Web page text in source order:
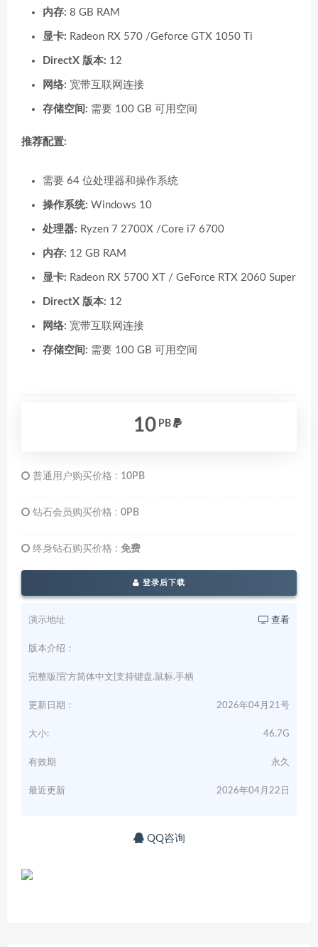
内存: 8 GB RAM
显卡: Radeon RX 570 /Geforce GTX 1050 Ti
DirectX 版本: 12
网络: 宽带互联网连接
存储空间: 需要 100 GB 可用空间
推荐配置:
需要 64 位处理器和操作系统
操作系统: Windows 10
处理器: Ryzen 7 2700X /Core i7 6700
内存: 12 GB RAM
显卡: Radeon RX 5700 XT / GeForce RTX 2060 Super
DirectX 版本: 12
网络: 宽带互联网连接
存储空间: 需要 100 GB 可用空间
10 PB
普通用户购买价格 : 10PB
钻石会员购买价格 : 0PB
终身钻石购买价格 : 免费
登录后下载
演示地址 查看
版本介绍：
完整版|官方简体中文|支持键盘.鼠标.手柄
更新日期： 2026年04月21号
大小: 46.7G
有效期 永久
最近更新 2026年04月22日
QQ咨询